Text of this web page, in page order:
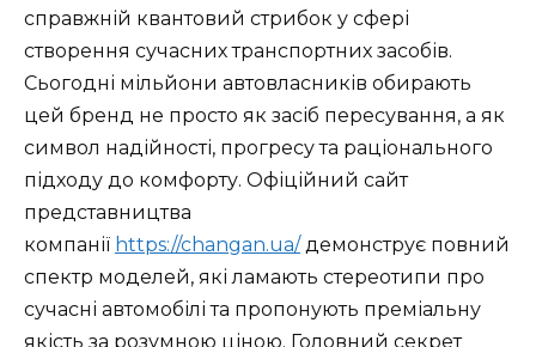
справжній квантовий стрибок у сфері
створення сучасних транспортних засобів.
Сьогодні мільйони автовласників обирають
цей бренд не просто як засіб пересування, а як
символ надійності, прогресу та раціонального
підходу до комфорту. Офіційний сайт
представництва
компанії https://changan.ua/ демонструє повний
спектр моделей, які ламають стереотипи про
сучасні автомобілі та пропонують преміальну
якість за розумною ціною. Головний секрет